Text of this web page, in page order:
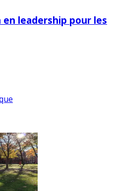
leadership pour les